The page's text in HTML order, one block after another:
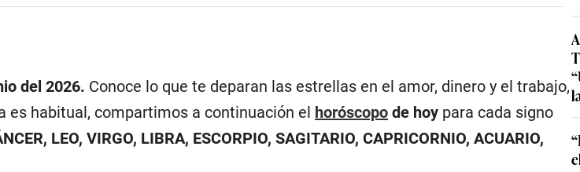
del 2026. Conoce lo que te deparan las estrellas en el amor, dinero y el trabajo,
es habitual, compartimos a continuación el horóscopo de hoy para cada signo
LEO, VIRGO, LIBRA, ESCORPIO, SAGITARIO, CAPRICORNIO, ACUARIO,